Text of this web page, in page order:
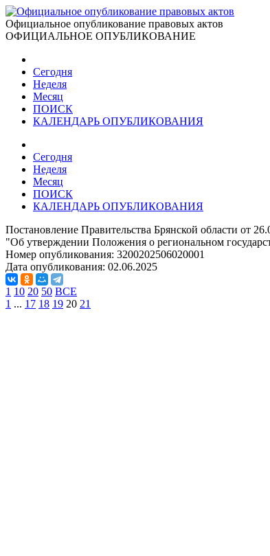
Официальное опубликование правовых актов
ОФИЦИАЛЬНОЕ ОПУБЛИКОВАНИЕ
Сегодня
Неделя
Месяц
ПОИСК
КАЛЕНДАРЬ ОПУБЛИКОВАНИЯ
Сегодня
Неделя
Месяц
ПОИСК
КАЛЕНДАРЬ ОПУБЛИКОВАНИЯ
Постановление Правительства Брянской области от
"Об утверждении Положения о региональном
Номер опубликования: 3200202506020001
Дата опубликования: 02.06.2025
1 10 20 50 ВСЕ
1 ... 17 18 19 20 21